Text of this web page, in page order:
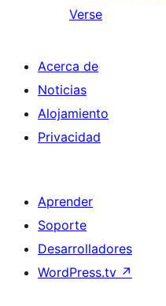
Verse
Acerca de
Noticias
Alojamiento
Privacidad
Aprender
Soporte
Desarrolladores
WordPress.tv ↗